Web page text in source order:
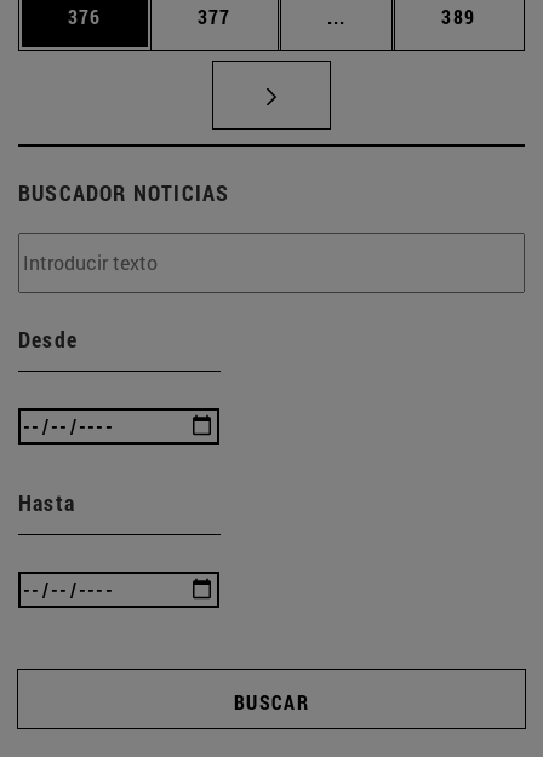
Página
376 Página
377 ... Páginas intermedias
Página
389
BUSCADOR NOTICIAS
Desde
Hasta
BUSCAR